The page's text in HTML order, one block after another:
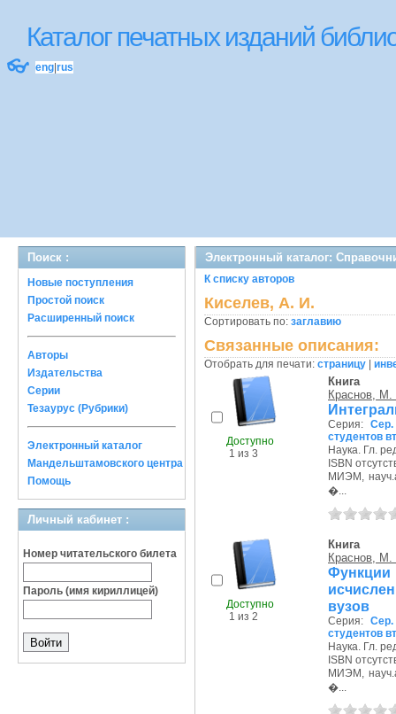
Каталог печатных изданий
👓 eng rus
Поиск :
Новые поступления
Простой поиск
Расширенный поиск
Авторы
Издательства
Серии
Тезаурус (Рубрики)
Электронный каталог
Мандельштамовского центра
Помощь
Личный кабинет :
Номер читательского билета
Пароль (имя кириллицей)
Электронный каталог:
К списку авторов
Киселев, А. И.
Сортировать по: заглавию
Связанные описания:
Отобрать для печати: страницу
Доступно
1 из 3
Книга
Краснов,
Серия:
студентов
Наука. Гл.
ISBN
МИЭМ,
�...
Доступно
1 из 2
Книга
Краснов,
Функции
вузов
Серия:
студентов
Наука. Гл.
ISBN
МИЭМ,
�...